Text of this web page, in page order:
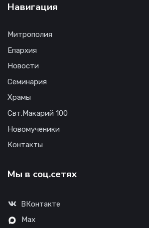
Навигация
Митрополия
Епархия
Новости
Семинария
Храмы
Свт.Макарий 100
Новомученики
Контакты
Мы в соц.сетях
ВКонтакте
Max